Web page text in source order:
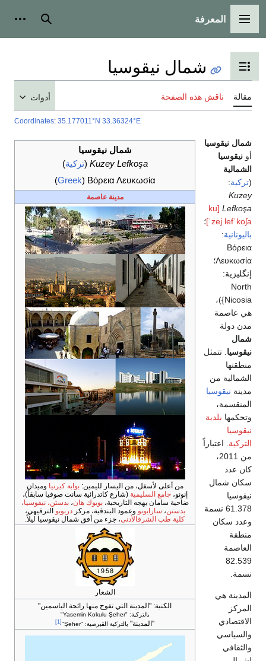
Coordinates
شمال نيقوسيا
Kuzey Lefkoşa
Βόρεια Λευκωσία
لأسفل، من اليسار لليمين: بوابة كيرنياوميدان
السليمية(شارع كاتدرائية سانت صوفيا سابقاً)،
بهجه التاريخية،
بويوك هان،بدستن، نيقوسيا،
سارايونو وعمود البندقية، مركزدربويوالترفيهي،
، جزء من أفق شمال نيقوسيا ليلاً.
"المدينة التي تفوح منها رائحة الياسمين"
بالتركية: "Yasemin Kokulu Şeher"
"المدينة"بالتركية القبرصية: "Şeher"